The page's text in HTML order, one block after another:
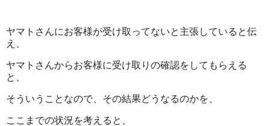
ヤマトさんにお客様が受け取ってないと主張していると伝
え、
ヤマトさんからお客様に受け取りの確認をしてもらえる
と、
そういうことなので、その結果どうなるのかを、
ここまでの状況を考えると、